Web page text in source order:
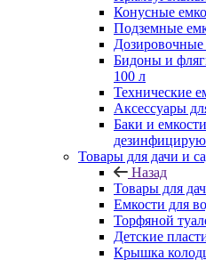
Конусные
Подземные
Дозировочные
Бидоны и
100 л
Технические
Аксессуары
Баки и
Товары для дачи и
Назад
Товары для
Емкости для
Торфяной
Детские
Крышка